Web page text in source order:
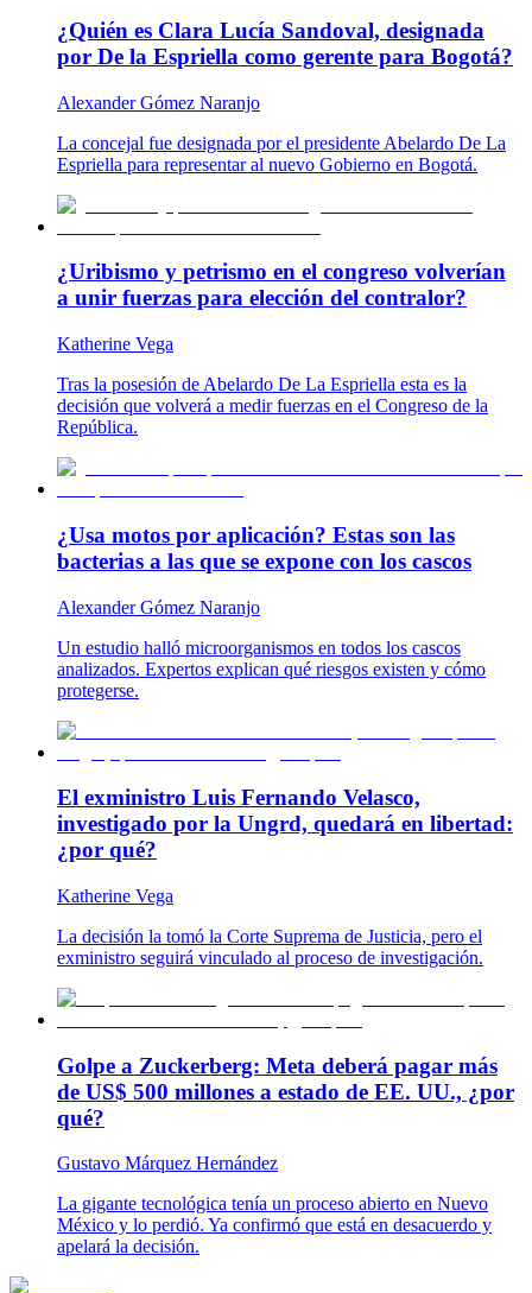
¿Quién es Clara Lucía Sandoval, designada
por De la Espriella como gerente para Bogotá?
Alexander Gómez Naranjo
La concejal fue designada por el presidente Abelardo De La
Espriella para representar al nuevo Gobierno en Bogotá.
¿Uribismo y petrismo en el congreso volverían
a unir fuerzas para elección del contralor?
Katherine Vega
Tras la posesión de Abelardo De La Espriella esta es la
decisión que volverá a medir fuerzas en el Congreso de la
República.
¿Usa motos por aplicación? Estas son las
bacterias a las que se expone con los cascos
Alexander Gómez Naranjo
Un estudio halló microorganismos en todos los cascos
analizados. Expertos explican qué riesgos existen y cómo
protegerse.
El exministro Luis Fernando Velasco,
investigado por la Ungrd, quedará en libertad:
¿por qué?
Katherine Vega
La decisión la tomó la Corte Suprema de Justicia, pero el
exministro seguirá vinculado al proceso de investigación.
Golpe a Zuckerberg: Meta deberá pagar más
de US$ 500 millones a estado de EE. UU., ¿por
qué?
Gustavo Márquez Hernández
La gigante tecnológica tenía un proceso abierto en Nuevo
México y lo perdió. Ya confirmó que está en desacuerdo y
apelará la decisión.